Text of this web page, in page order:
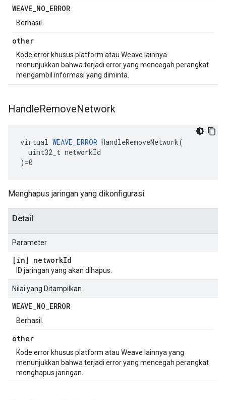
WEAVE_NO_ERROR
Berhasil.
other
Kode error khusus platform atau Weave lainnya
menunjukkan bahwa terjadi error yang mencegah perangkat
mengambil informasi yang diminta.
HandleRemoveNetwork
virtual WEAVE_ERROR HandleRemoveNetwork(
  uint32_t networkId
)=0
Menghapus jaringan yang dikonfigurasi.
Detail
Parameter
[in] networkId
ID jaringan yang akan dihapus.
Nilai yang Ditampilkan
WEAVE_NO_ERROR
Berhasil.
other
Kode error khusus platform atau Weave lainnya yang
menunjukkan bahwa terjadi error yang mencegah perangkat
menghapus jaringan.